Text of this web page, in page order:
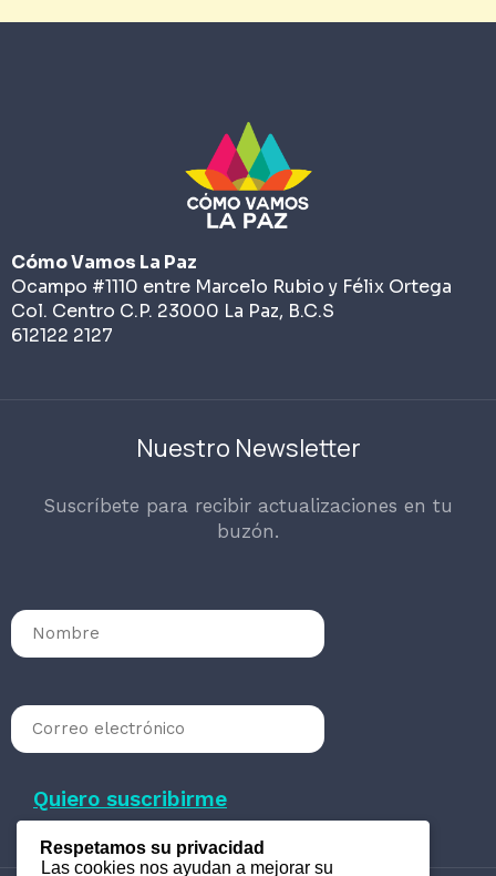
Cómo Vamos La Paz
Ocampo #1110 entre Marcelo Rubio y Félix Ortega
Col. Centro C.P. 23000 La Paz, B.C.S
612122 2127
Nuestro Newsletter
Suscríbete para recibir actualizaciones en tu
buzón.
Respetamos su privacidad
Las cookies nos ayudan a mejorar su